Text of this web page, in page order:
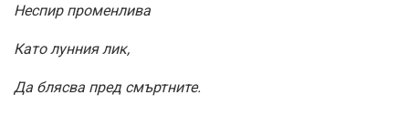
Неспир променлива
Като лунния лик,
Да блясва пред смъртните.